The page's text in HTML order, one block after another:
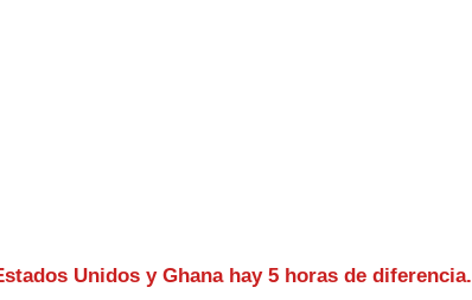
Unidos y Ghana hay 5 horas de diferencia.